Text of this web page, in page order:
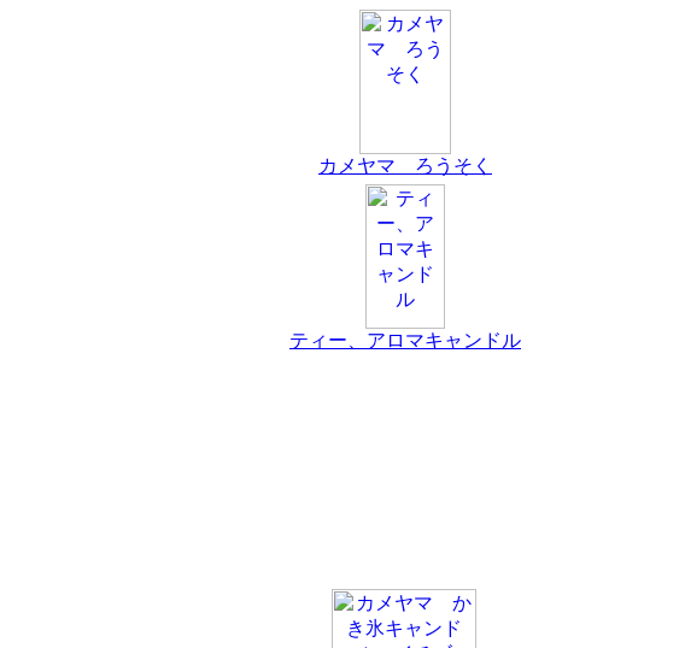
カメヤマ ろうそく
ティー、アロマキャンドル